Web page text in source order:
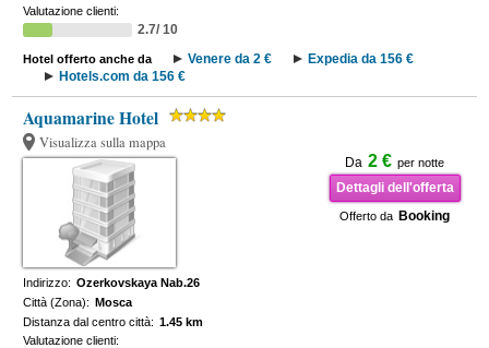
Valutazione clienti:
2.7/ 10
Hotel offerto anche da Venere da 2 €
Expedia da 156 €
Hotels.com da 156 €
Aquamarine Hotel
Visualizza sulla mappa
Da 2 € per notte
Dettagli dell'offerta
Offerto da Booking
Indirizzo: Ozerkovskaya Nab.26
Città (Zona): Mosca
Distanza dal centro città: 1.45 km
Valutazione clienti: